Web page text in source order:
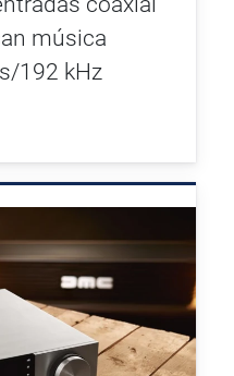
música
192 kHz